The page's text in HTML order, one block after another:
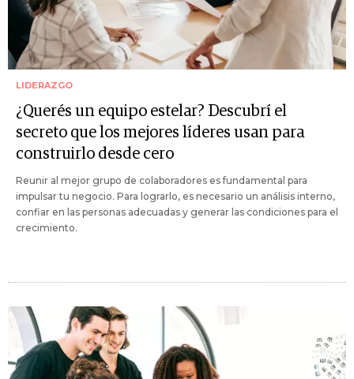
LIDERAZGO
¿Querés un equipo estelar? Descubrí el
secreto que los mejores líderes usan para
construirlo desde cero
Reunir al mejor grupo de colaboradores es fundamental para
impulsar tu negocio. Para lograrlo, es necesario un análisis interno,
confiar en las personas adecuadas y generar las condiciones para el
crecimiento.